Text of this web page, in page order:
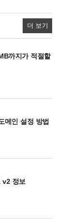
더 보기
까지가 적절할
메인 설정 방법
v2 정보